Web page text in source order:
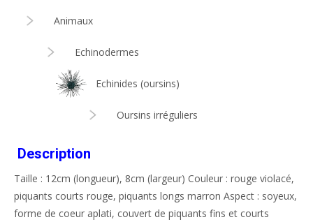
Animaux
Echinodermes
Echinides (oursins)
Oursins irréguliers
Description
Taille : 12cm (longueur), 8cm (largeur) Couleur : rouge violacé,
piquants courts rouge, piquants longs marron Aspect : soyeux,
forme de coeur aplati, couvert de piquants fins et courts